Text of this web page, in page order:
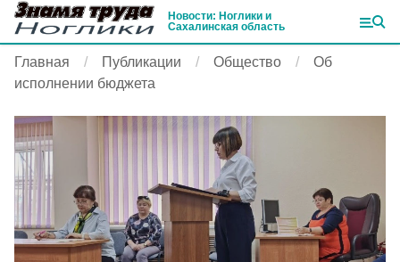
Новости: Ноглики и
Сахалинская область
Главная Публикации Общество
Об
исполнении бюджета